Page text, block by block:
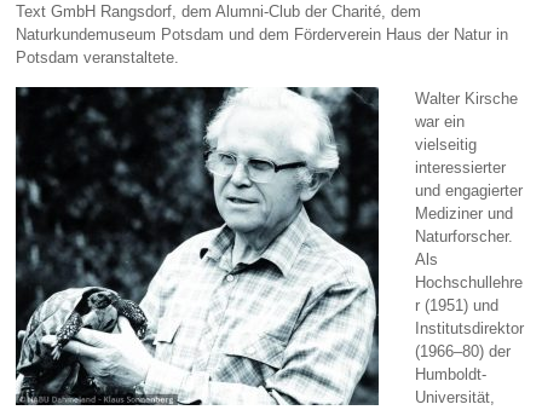
Text GmbH Rangsdorf, dem Alumni-Club der Charité, dem
Naturkundemuseum Potsdam und dem Förderverein Haus der Natur in
Potsdam veranstaltete.
Walter Kirsche
war ein
vielseitig
interessierter
und engagierter
Mediziner und
Naturforscher.
Als
Hochschullehre
r (1951) und
Institutsdirektor
(1966–80) der
Humboldt-
Universität,